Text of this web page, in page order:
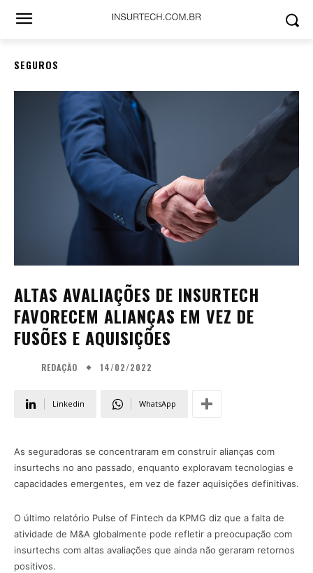
SEGUROS
ALTAS AVALIAÇÕES DE INSURTECH
FAVORECEM ALIANÇAS EM VEZ DE
FUSÕES E AQUISIÇÕES
REDAÇÃO 14/02/2022
Linkedin WhatsApp
As seguradoras se concentraram em construir alianças com
insurtechs no ano passado, enquanto exploravam tecnologias e
capacidades emergentes, em vez de fazer aquisições definitivas.
O último relatório Pulse of Fintech da KPMG diz que a falta de
atividade de M&A globalmente pode refletir a preocupação com
insurtechs com altas avaliações que ainda não geraram retornos
positivos.